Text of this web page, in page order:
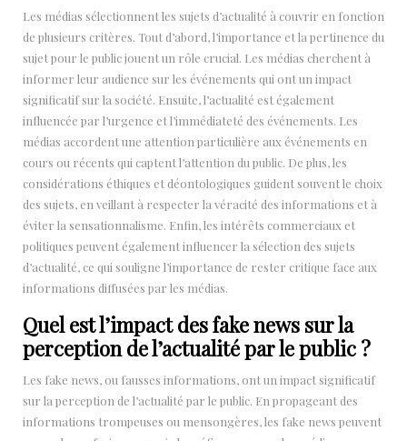
Les médias sélectionnent les sujets d’actualité à couvrir en fonction
de plusieurs critères. Tout d’abord, l’importance et la pertinence du
sujet pour le public jouent un rôle crucial. Les médias cherchent à
informer leur audience sur les événements qui ont un impact
significatif sur la société. Ensuite, l’actualité est également
influencée par l’urgence et l’immédiateté des événements. Les
médias accordent une attention particulière aux événements en
cours ou récents qui captent l’attention du public. De plus, les
considérations éthiques et déontologiques guident souvent le choix
des sujets, en veillant à respecter la véracité des informations et à
éviter la sensationnalisme. Enfin, les intérêts commerciaux et
politiques peuvent également influencer la sélection des sujets
d’actualité, ce qui souligne l’importance de rester critique face aux
informations diffusées par les médias.
Quel est l’impact des fake news sur la
perception de l’actualité par le public ?
Les fake news, ou fausses informations, ont un impact significatif
sur la perception de l’actualité par le public. En propageant des
informations trompeuses ou mensongères, les fake news peuvent